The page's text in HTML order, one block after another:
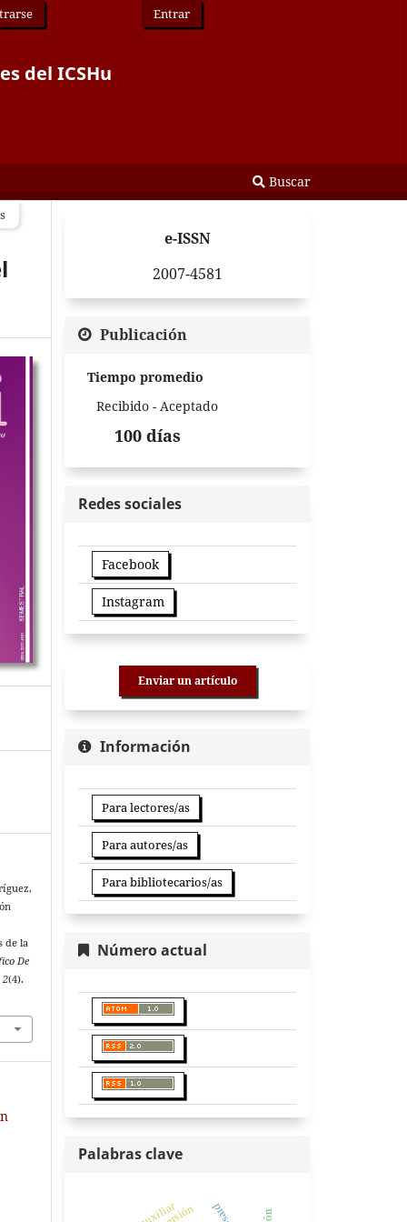
del ICSHu
Buscar
Entrar
de la
De
2(4).
e-ISSN
2007-4581
Publicación
Tiempo promedio
Recibido - Aceptado
100 días
Redes sociales
Facebook
Instagram
Enviar un artículo
Información
Para lectores/as
Para autores/as
Para bibliotecarios/as
Número actual
Palabras clave